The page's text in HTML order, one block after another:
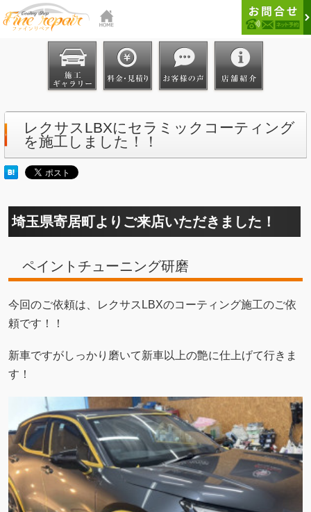
レクサスLBXにセラミックコーティング
を施工しました！！
埼玉県寄居町よりご来店いただきました！
ペイントチューニング研磨
今回のご依頼は、レクサスLBXのコーティング施工のご依
頼です！！
新車ですがしっかり磨いて新車以上の艶に仕上げて行きま
す！